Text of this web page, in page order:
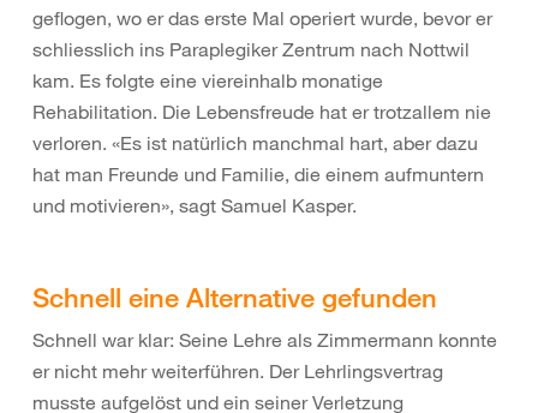
geflogen, wo er das erste Mal operiert wurde, bevor er
schliesslich ins Paraplegiker Zentrum nach Nottwil
kam. Es folgte eine viereinhalb monatige
Rehabilitation. Die Lebensfreude hat er trotzallem nie
verloren. «Es ist natürlich manchmal hart, aber dazu
hat man Freunde und Familie, die einem aufmuntern
und motivieren», sagt Samuel Kasper.
Schnell eine Alternative gefunden
Schnell war klar: Seine Lehre als Zimmermann konnte
er nicht mehr weiterführen. Der Lehrlingsvertrag
musste aufgelöst und ein seiner Verletzung